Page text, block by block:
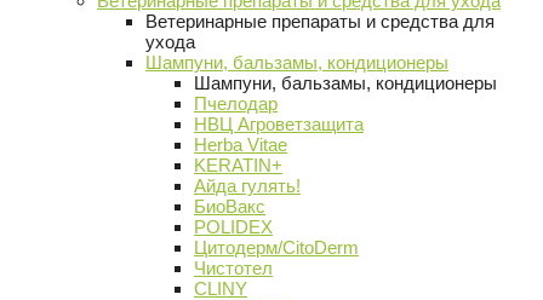
Ветеринарные препараты и средства для
ухода
Шампуни, бальзамы, кондиционеры
Шампуни, бальзамы, кондиционеры
Пчелодар
НВЦ Агроветзащита
Herba Vitae
KERATIN+
Айда гулять!
БиоВакс
POLIDEX
Цитодерм/CitoDerm
Чистотел
CLINY